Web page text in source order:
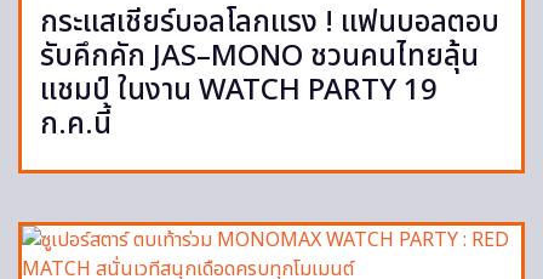
กระแสเชียร์บอลโลกแรง ! แฟนบอลตอบ
รับคึกคัก JAS–MONO ชวนคนไทยลุ้น
แชมป์ ในงาน WATCH PARTY 19
ก.ค.นี้